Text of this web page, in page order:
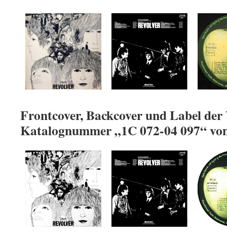
Frontcover, Backcover und Label
Katalognummer „1C 072-04 097“